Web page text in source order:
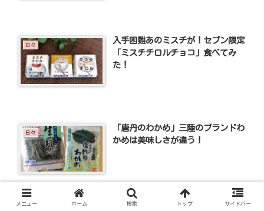
日々
入手困難あのミスチが！セブン限定
「ミスチチロルチョコ」食べてみ
た！
日々
「唐丹のわかめ」三陸のブランドわ
かめは美味しさが違う！
メニュー ホーム 検索 トップ サイドバー